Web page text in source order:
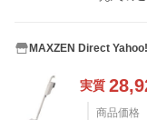
MAXZEN Direct
実質
商品価格